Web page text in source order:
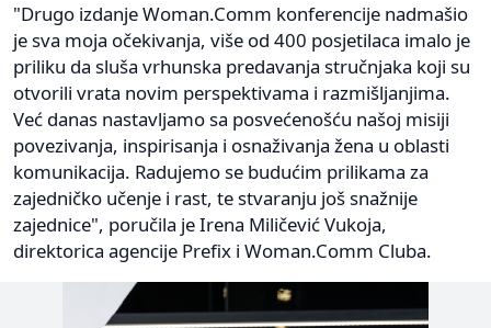
"Drugo izdanje Woman.Comm konferencije nadmašio
je sva moja očekivanja, više od 400 posjetilaca imalo je
priliku da sluša vrhunska predavanja stručnjaka koji su
otvorili vrata novim perspektivama i razmišljanjima.
Već danas nastavljamo sa posvećenošću našoj misiji
povezivanja, inspirisanja i osnaživanja žena u oblasti
komunikacija. Radujemo se budućim prilikama za
zajedničko učenje i rast, te stvaranju još snažnije
zajednice", poručila je Irena Miličević Vukoja,
direktorica agencije Prefix i Woman.Comm Cluba.